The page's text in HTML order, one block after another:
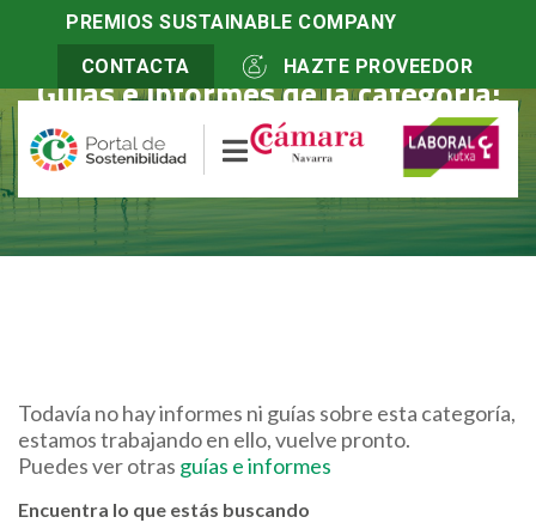
PREMIOS SUSTAINABLE COMPANY
CONTACTA
HAZTE PROVEEDOR
Guías e informes de la categoría:
Compromiso social
Todavía no hay informes ni guías sobre esta categoría,
estamos trabajando en ello, vuelve pronto.
Puedes ver otras guías e informes
Encuentra lo que estás buscando